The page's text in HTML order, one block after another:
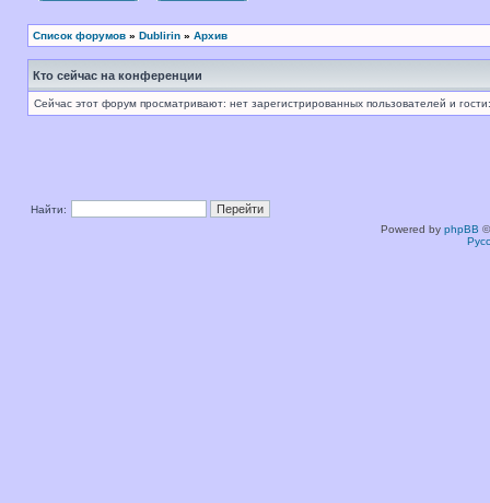
Список форумов » Dublirin » Архив
Кто сейчас на конференции
Сейчас этот форум просматривают: нет зарегистрированных пользователей и
Найти:
Powered by phpBB